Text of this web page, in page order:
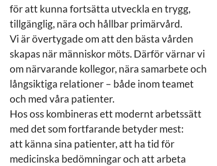
för att kunna fortsätta utveckla en trygg,
tillgänglig, nära och hållbar primärvård.
Vi är övertygade om att den bästa vården
skapas när människor möts. Därför värnar vi
om närvarande kollegor, nära samarbete och
långsiktiga relationer – både inom teamet
och med våra patienter.
Hos oss kombineras ett modernt arbetssätt
med det som fortfarande betyder mest:
att känna sina patienter, att ha tid för
medicinska bedömningar och att arbeta